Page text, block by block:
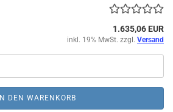
1.635,06 EUR
inkl. 19% MwSt. zzgl. Versand
IN DEN WARENKORB